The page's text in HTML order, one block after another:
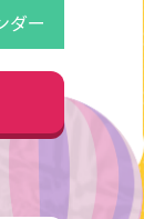
ダー